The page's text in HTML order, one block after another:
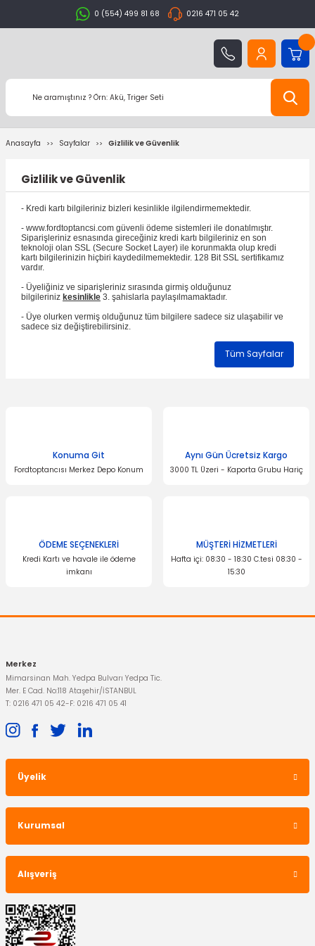
0 (554) 499 81 68 0216 471 05 42
Anasayfa Sayfalar Gizlilik ve Güvenlik
Gizlilik ve Güvenlik
- Kredi kartı bilgileriniz bizleri kesinlikle ilgilendirmemektedir.
- www.fordtoptancsi.com güvenli ödeme sistemleri ile donatılmıştır.
Siparişleriniz esnasında gireceğiniz kredi kartı bilgileriniz en son
teknoloji olan SSL (Secure Socket Layer) ile korunmakta olup kredi
kartı bilgilerinizin hiçbiri kaydedilmemektedir. 128 Bit SSL sertifikamız
vardır.
- Üyeliğiniz ve siparişleriniz sırasında girmiş olduğunuz
bilgileriniz kesinlikle 3. şahislarla paylaşılmamaktadır.
- Üye olurken vermiş olduğunuz tüm bilgilere sadece siz ulaşabilir ve
sadece siz değiştirebilirsiniz.
Tüm Sayfalar
Konuma Git
Fordtoptancısı Merkez Depo Konum
Aynı Gün Ücretsiz Kargo
3000 TL Üzeri - Kaporta Grubu Hariç
ÖDEME SEÇENEKLERİ
Kredi Kartı ve havale ile ödeme
imkanı
MÜŞTERİ HİZMETLERİ
Hafta içi: 08:30 - 18:30 C.tesi 08:30 -
15:30
Merkez
Mimarsinan Mah. Yedpa Bulvarı Yedpa Tic.
Mer. E Cad. No:118 Ataşehir/İSTANBUL
T: 0216 471 05 42-F: 0216 471 05 41
Üyelik
Kurumsal
Alışveriş